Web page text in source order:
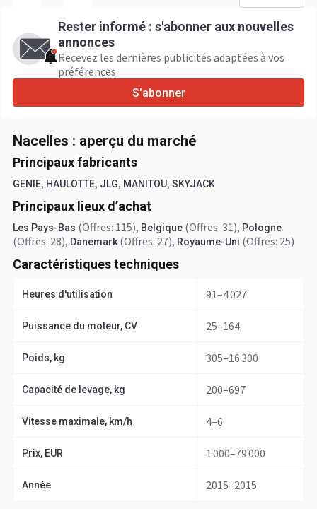
Rester informé : s'abonner aux nouvelles
annonces
Recevez les dernières publicités adaptées à vos
préférences
S'abonner
Nacelles : aperçu du marché
Principaux fabricants
GENIE, HAULOTTE, JLG, MANITOU, SKYJACK
Principaux lieux d’achat
Les Pays-Bas (Offres: 115), Belgique (Offres: 31), Pologne
(Offres: 28), Danemark (Offres: 27), Royaume-Uni (Offres: 25)
Caractéristiques techniques
Heures d'utilisation 91–4 027
Puissance du moteur, CV 25–164
Poids, kg 305–16 300
Capacité de levage, kg 200–697
Vitesse maximale, km/h 4–6
Prix, EUR 1 000–79 000
Année 2015–2015